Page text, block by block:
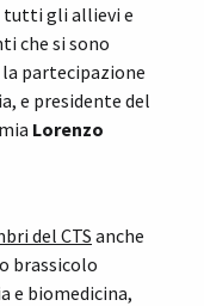
tutti gli allievi e
che si sono
partecipazione
e presidente del
Lorenzo
del CTS anche
brassicolo
e biomedicina,